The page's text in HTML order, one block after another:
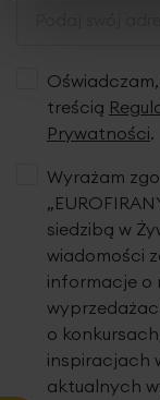
treścią
Prywatności.
Wyrażam
siedzibą w
wiadomości
informacje o
o
inspiracjach
aktualnych